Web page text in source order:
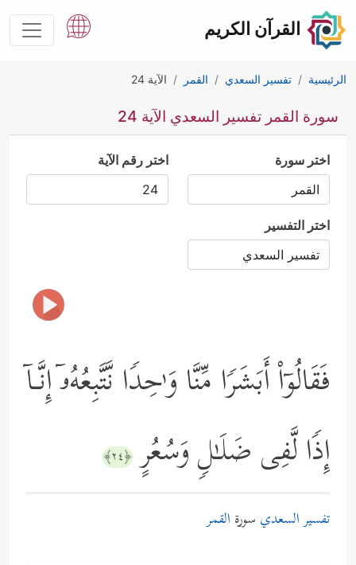
القرآن الكريم
الرئيسية تفسير السعدي القمر الآية 24
سورة القمر تفسير السعدي الآية 24
اختر سورة اختر رقم الآية
اختر التفسير
فَقَالُوۤاْ أَبَشَرࣰا مِّنَّا وَ ٰ⁠حِدࣰا نَّتَّبِعُهُۥۤ إِنَّـاۤ
إِذࣰا لَّفِی ضَلَـٰلࣲ وَسُعُرٍ ﴿٢٤﴾
تفسير السعدي سورة القمر